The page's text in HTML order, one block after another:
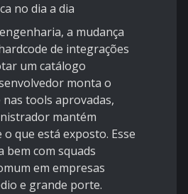
no dia a dia
a mudança
de integrações
um catálogo
monta o
tools aprovadas,
mantém
que está exposto. Esse
bem com squads
em empresas
e grande porte.